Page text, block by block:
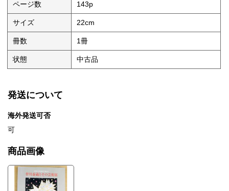
ページ数 143p
サイズ 22cm
冊数 1冊
状態 中古品
発送について
海外発送可否
可
商品画像